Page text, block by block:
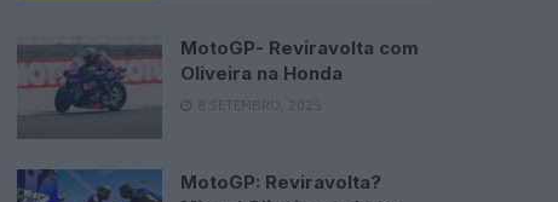
MotoGP- Reviravolta com
Oliveira na Honda
8 SETEMBRO, 2025
MotoGP: Reviravolta?